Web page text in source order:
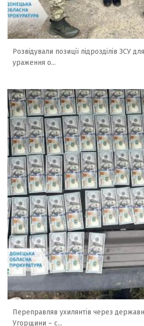
Розвідували позиції підрозділів ЗСУ
ураження о...
Переправляв ухилянтів через
Угорщини – с...